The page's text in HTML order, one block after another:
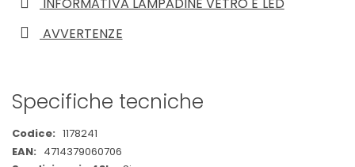
AVVERTENZE
Specifiche tecniche
Maggiori
Informazioni
1178241
4714379060706